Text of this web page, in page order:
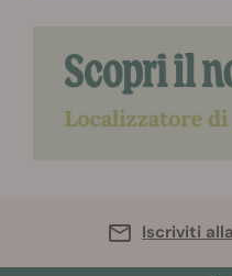
Iscriviti